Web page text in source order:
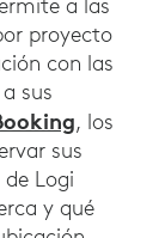
proyecto
con las
sus
, los
sus
Logi
y qué